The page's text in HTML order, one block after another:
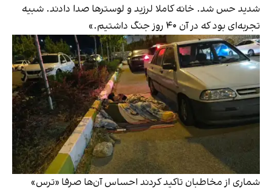
شدید حس شد. خانه کاملا لرزید و لوسترها صدا دادند. شبیه
تجربه‌ای بود که در آن ۴۰ روز جنگ داشتیم.»
شماری از مخاطبان تاکید کردند احساس آن‌ها صرفا «ترس»